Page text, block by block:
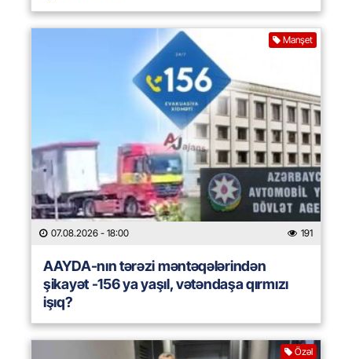
Manşet
07.08.2026 - 18:00 191
AAYDA-nın tərəzi məntəqələrindən
şikayət -156 ya yaşıl, vətəndaşa qırmızı
işıq?
Özəl